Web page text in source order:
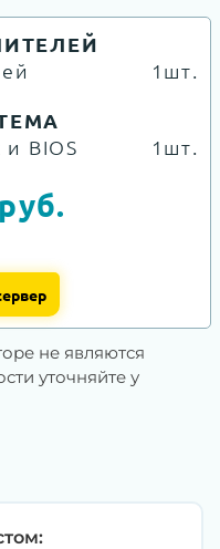
1шт.
BIOS
1шт.
руб.
не являются
уточняйте у